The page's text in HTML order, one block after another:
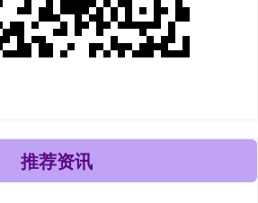
推荐资讯